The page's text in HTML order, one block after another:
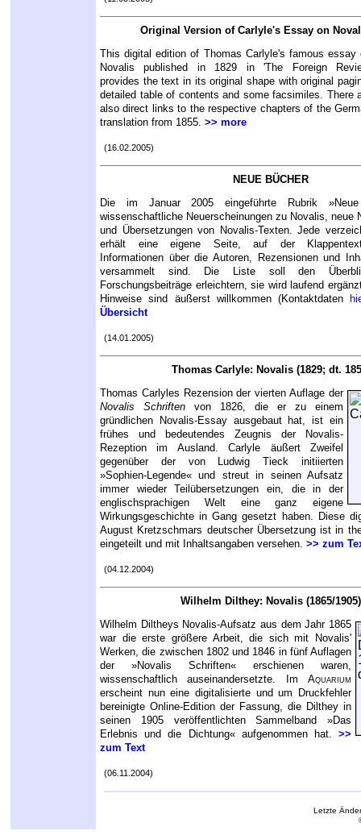
Original Version of Carlyle's Essay on
This digital edition of Thomas Carlyle's famous essay
Novalis published in 1829 in 'The Foreign
provides the text in its original shape with original
detailed table of contents and some facsimiles. There
also direct links to the respective chapters of the
translation from 1855. >> more
(16.02.2005)
NEUE BÜCHER
Die im Januar 2005 eingeführte Rubrik
wissenschaftliche Neuerscheinungen zu Novalis, neue
und Übersetzungen von Novalis-Texten. Jede
erhält eine eigene Seite, auf der
Informationen über die Autoren, Rezensionen und
versammelt sind. Die Liste soll den
Forschungsbeiträge erleichtern, sie wird laufend
Hinweise sind äußerst willkommen (Kontaktdaten
Übersicht
(14.01.2005)
Thomas Carlyle: Novalis (1829; dt.
Thomas Carlyles Rezension der vierten Auflage der
Novalis Schriften von 1826, die er zu einem
gründlichen Novalis-Essay ausgebaut hat, ist ein
frühes und bedeutendes Zeugnis der Novalis-
Rezeption im Ausland. Carlyle äußert Zweifel
gegenüber der von Ludwig Tieck initiierten
»Sophien-Legende« und streut in seinen Aufsatz
immer wieder Teilübersetzungen ein, die in der
englischsprachigen Welt eine ganz eigene
Wirkungsgeschichte in Gang gesetzt haben. Diese
August Kretzschmars deutscher Übersetzung ist in
eingeteilt und mit Inhaltsangaben versehen. >> zum
(04.12.2004)
Wilhelm Dilthey: Novalis (1865/1905)
Wilhelm Diltheys Novalis-Aufsatz aus dem Jahr 1865
war die erste größere Arbeit, die sich mit Novalis'
Werken, die zwischen 1802 und 1846 in fünf Auflagen
der »Novalis Schriften« erschienen waren,
wissenschaftlich auseinandersetzte. Im Aquarium
erscheint nun eine digitalisierte und um Druckfehler
bereinigte Online-Edition der Fassung, die Dilthey in
seinen 1905 veröffentlichten Sammelband »Das
Erlebnis und die Dichtung« aufgenommen hat. >>
zum Text
(06.11.2004)
Letzte